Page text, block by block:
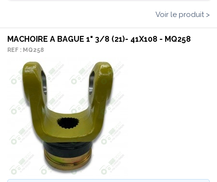
Voir le produit >
MACHOIRE A BAGUE 1" 3/8 (21)- 41X108 - MQ258
REF : MQ258